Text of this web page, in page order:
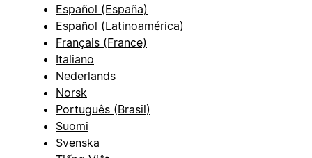
Español (España)
Español (Latinoamérica)
Français (France)
Italiano
Nederlands
Norsk
Português (Brasil)
Suomi
Svenska